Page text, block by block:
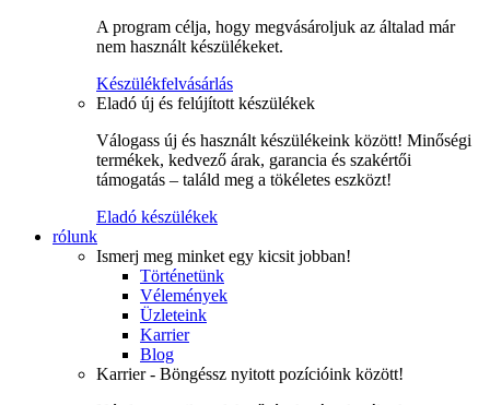
A program célja, hogy megvásároljuk az általad már
nem használt készülékeket.
Készülékfelvásárlás
Eladó új és felújított készülékek
Válogass új és használt készülékeink között! Minőségi
termékek, kedvező árak, garancia és szakértői
támogatás – találd meg a tökéletes eszközt!
Eladó készülékek
rólunk
Ismerj meg minket egy kicsit jobban!
Történetünk
Vélemények
Üzleteink
Karrier
Blog
Karrier - Böngéssz nyitott pozícióink között!